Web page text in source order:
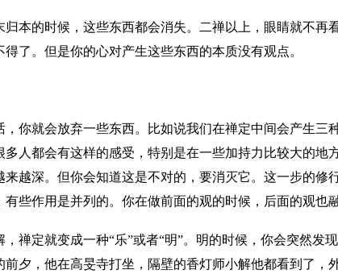
归本的时候，这些东西都会消失。二禅以上，眼睛就不再
了。但是你的心对产生这些东西的本质没有观点。
你就会放弃一些东西。比如说我们在禅定中间会产生三
多人都会有这样的感受，特别是在一些加持力比较大的地
来越深。但你会知道这是不对的，要消灭它。这一步的修
些作用是并列的。你在做前面的观的时候，后面的观也
，禅定就变成一种“乐”或者“明”。明的时候，你会突然发
前夕，他在高旻寺打坐，隔壁的香灯师小解他都看到了，